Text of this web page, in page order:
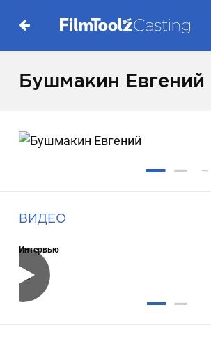
Бушмакин Евгений
ВИДЕО
Интервью